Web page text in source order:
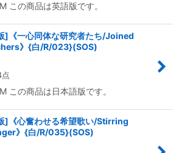
この商品は英語版です。
]《一心同体な研究者たち/Joined
》{白/R/023}(SOS)
この商品は日本語版です。
]《心奮わせる希望歌い/Stirring
》{白/R/035}(SOS)